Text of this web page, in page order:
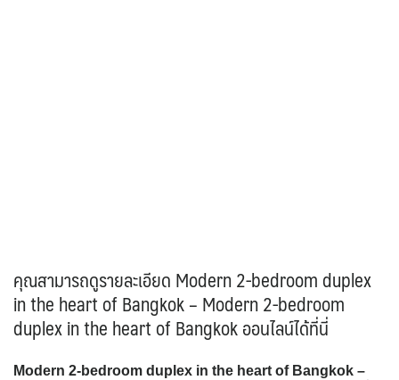
คุณสามารถดูรายละเอียด Modern 2-bedroom duplex
in the heart of Bangkok – Modern 2-bedroom
duplex in the heart of Bangkok ออนไลน์ได้ที่นี่
Modern 2-bedroom duplex in the heart of Bangkok –